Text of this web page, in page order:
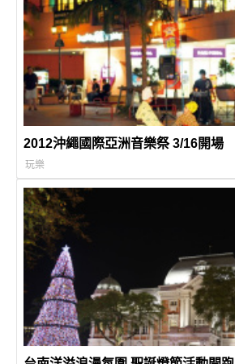
2012沖繩國際亞洲音樂祭 3/16開場
玩樂